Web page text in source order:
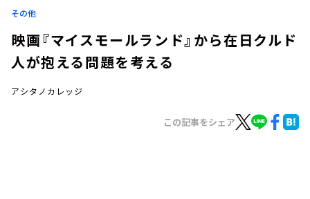
その他
映画『マイスモールランド』から在日クルド
人が抱える問題を考える
アシタノカレッジ
この記事をシェア